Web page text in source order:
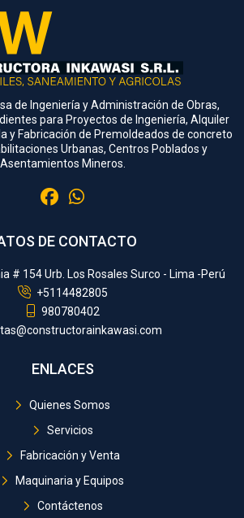
de Ingeniería y Administración de Obras,
para Proyectos de Ingeniería, Alquiler
y Fabricación de Premoldeados de concreto
Urbanas, Centros Poblados y
Asentamientos Mineros.
DE CONTACTO
# 154 Urb. Los Rosales Surco - Lima -Perú
+5114482805
980780402
ENLACES
Quienes Somos
Servicios
Fabricación y Venta
Maquinaria y Equipos
Contáctenos